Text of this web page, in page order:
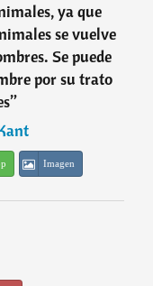
ya que
se vuelve
Se puede
por su trato
”
Imagen